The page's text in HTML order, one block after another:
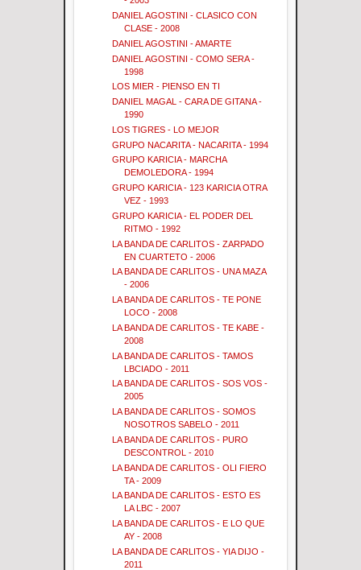
DANIEL AGOSTINI - CLASICO CON
CLASE - 2008
DANIEL AGOSTINI - AMARTE
DANIEL AGOSTINI - COMO SERA -
1998
LOS MIER - PIENSO EN TI
DANIEL MAGAL - CARA DE GITANA -
1990
LOS TIGRES - LO MEJOR
GRUPO NACARITA - NACARITA - 1994
GRUPO KARICIA - MARCHA
DEMOLEDORA - 1994
GRUPO KARICIA - 123 KARICIA OTRA
VEZ - 1993
GRUPO KARICIA - EL PODER DEL
RITMO - 1992
LA BANDA DE CARLITOS - ZARPADO
EN CUARTETO - 2006
LA BANDA DE CARLITOS - UNA MAZA
- 2006
LA BANDA DE CARLITOS - TE PONE
LOCO - 2008
LA BANDA DE CARLITOS - TE KABE -
2008
LA BANDA DE CARLITOS - TAMOS
LBCIADO - 2011
LA BANDA DE CARLITOS - SOS VOS -
2005
LA BANDA DE CARLITOS - SOMOS
NOSOTROS SABELO - 2011
LA BANDA DE CARLITOS - PURO
DESCONTROL - 2010
LA BANDA DE CARLITOS - OLI FIERO
TA - 2009
LA BANDA DE CARLITOS - ESTO ES
LA LBC - 2007
LA BANDA DE CARLITOS - E LO QUE
AY - 2008
LA BANDA DE CARLITOS - YIA DIJO -
2011